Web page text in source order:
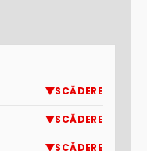
SCĂDERE
SCĂDERE
SCĂDERE